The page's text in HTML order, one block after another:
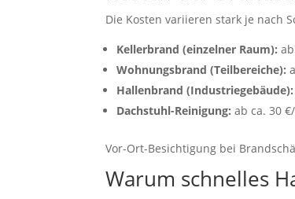
Die Kosten variieren stark je nach
Kellerbrand (einzelner Raum):
Wohnungsbrand (Teilbereiche):
Hallenbrand (Industriegebäude):
Dachstuhl-Reinigung: ab ca. 30
Vor-Ort-Besichtigung bei
Warum schnelles